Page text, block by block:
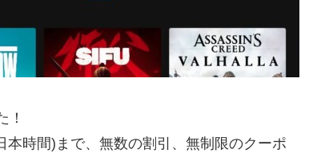
！
時間)まで、無数の割引、無制限のクーポ